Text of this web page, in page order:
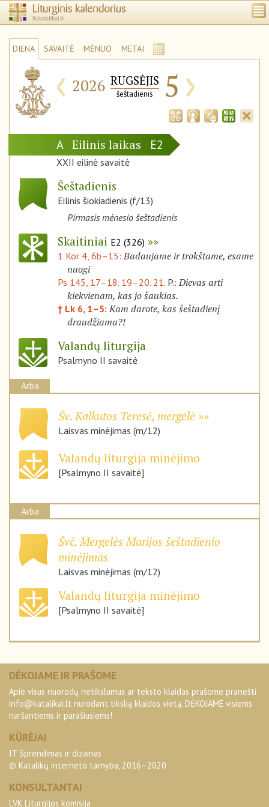
DIENA SAVAITĖ MĖNUO METAI
‹ 2026 RUGSĖJIS
šeštadienis 5 ›
A Eilinis laikas E2
XXII eilinė savaitė
Šeštadienis
Eilinis šiokiadienis (f/13)
Pirmasis mėnesio šeštadienis
Skaitiniai E2 (326)
1 Kor 4, 6b–15:Badaujame ir trokštame, esame
nuogi
Ps 145, 17–18. 19–20. 21. P.:Dievas arti
kiekvienam, kas jo šaukias.
† Lk 6, 1–5:Kam darote, kas šeštadienį
draudžiama?!
Valandų liturgija
Psalmyno II savaitė
Arba
Šv. Kalkutos Teresė, mergelė
Laisvas minėjimas (m/12)
Valandų liturgija minėjimo
[Psalmyno II savaitė]
Arba
Švč. Mergelės Marijos šeštadienio
minėjimas
Laisvas minėjimas (m/12)
Valandų liturgija minėjimo
[Psalmyno II savaitė]
DĖKOJAME IR PRAŠOME
Apie visus nuorodų netikslumus ar teksto klaidas prašome pranešti
info@katalikai.lt nurodant tikslią klaidos vietą. DĖKOJAME visiems
naršantiems ir parašiusiems!
KŪRĖJAI
IT Sprendimas ir dizainas
© Katalikų interneto tarnyba, 2016–2020
KONSULTANTAI
LVK Liturgijos komisija